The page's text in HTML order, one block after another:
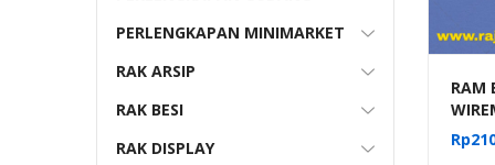
RAM
H5
Rp
PERLENGKAPAN MINIMARKET
RAK ARSIP
RAK BESI
RAK DISPLAY